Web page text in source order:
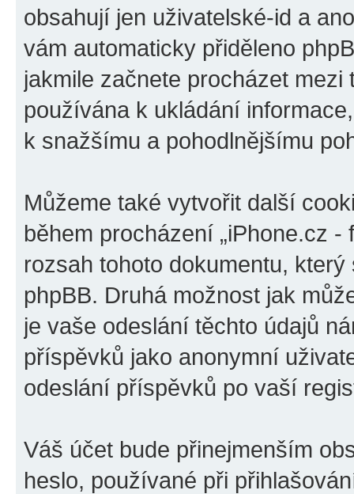
obsahují jen uživatelské-id a
vám automaticky přiděleno
jakmile začnete procházet mezi
používána k ukládání
k snažšímu a pohodlnějšímu
Můžeme také vytvořit další
během procházení „iPhone.cz
rozsah tohoto dokumentu,
phpBB. Druhá možnost jak
je vaše odeslání těchto údajů
příspěvků jako anonymní
odeslání příspěvků po vaší
Váš účet bude přinejmenším
heslo, používané při